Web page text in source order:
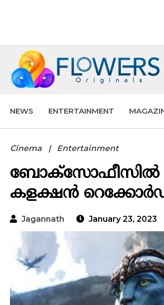
NEWS ENTERTAINMENT
Cinema Entertainment
ബോക്സോഫീസിൽ 2
കളക്ഷൻ
Jagannath January 23, 2023